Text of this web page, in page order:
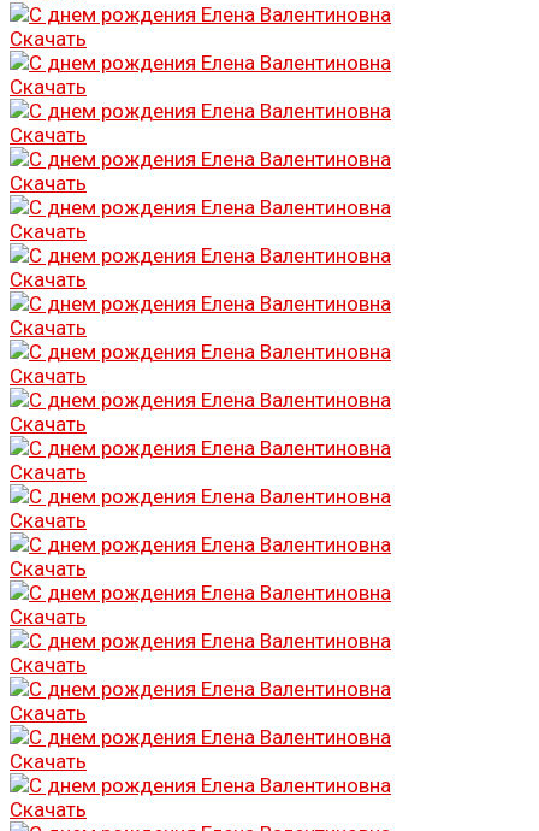
Скачать
Скачать
Скачать
Скачать
Скачать
Скачать
Скачать
Скачать
Скачать
Скачать
Скачать
Скачать
Скачать
Скачать
Скачать
Скачать
Скачать